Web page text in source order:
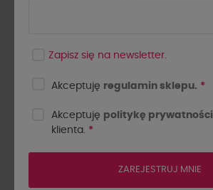
O LA LA..! LILIOWA
Zapisz się na newsletter.
Akceptuję regulamin sklepu. *
Akceptuję politykę prywatności
klienta. *
ZAREJESTRUJ MNIE